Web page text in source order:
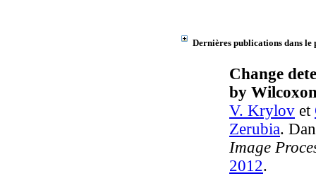
Dernières publications dans
Change
by
V. Krylov et
Zerubia.
Image
2012.